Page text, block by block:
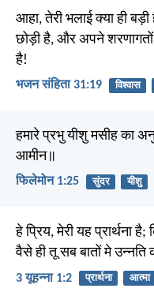
आहा, तेरी भलाई क्या ही
छोड़ी है, और अपने
है!
भजन संहिता 31:19 विश्वास
हमारे प्रभु यीशु मसीह का
आमीन॥
फिलेमोन 1:25 सुंदर यीशु
हे प्रिय, मेरी यह प्रार्थना
वैसे ही तू सब बातों मे
3 यूहन्ना 1:2 प्रार्थना आत्मा